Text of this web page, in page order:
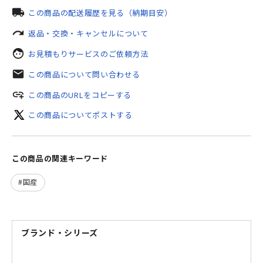
local_shipping この商品の配送履歴を見る（納期目安）
redo 返品・交換・キャンセルについて
face お見積もりサービスのご依頼方法
mail この商品について問い合わせる
add_link この商品のURLをコピーする
この商品についてポストする
この商品の関連キーワード
国産
ブランド・シリーズ